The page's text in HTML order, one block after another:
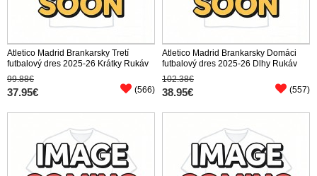
Atletico Madrid Brankarsky Tretí
futbalový dres 2025-26 Krátky Rukáv
99.88€
37.95€ (566)
Atletico Madrid Brankarsky Domáci
futbalový dres 2025-26 Dlhy Rukáv
102.38€
38.95€ (557)